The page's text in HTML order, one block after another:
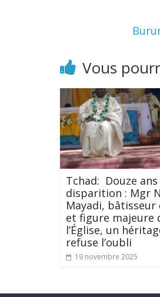
Vous
Tchad: Douze
disparition : Mgr
Mayadi, bâtisseur
et figure majeure
l’Église, un
refuse l’oubli
19 novembre 2025